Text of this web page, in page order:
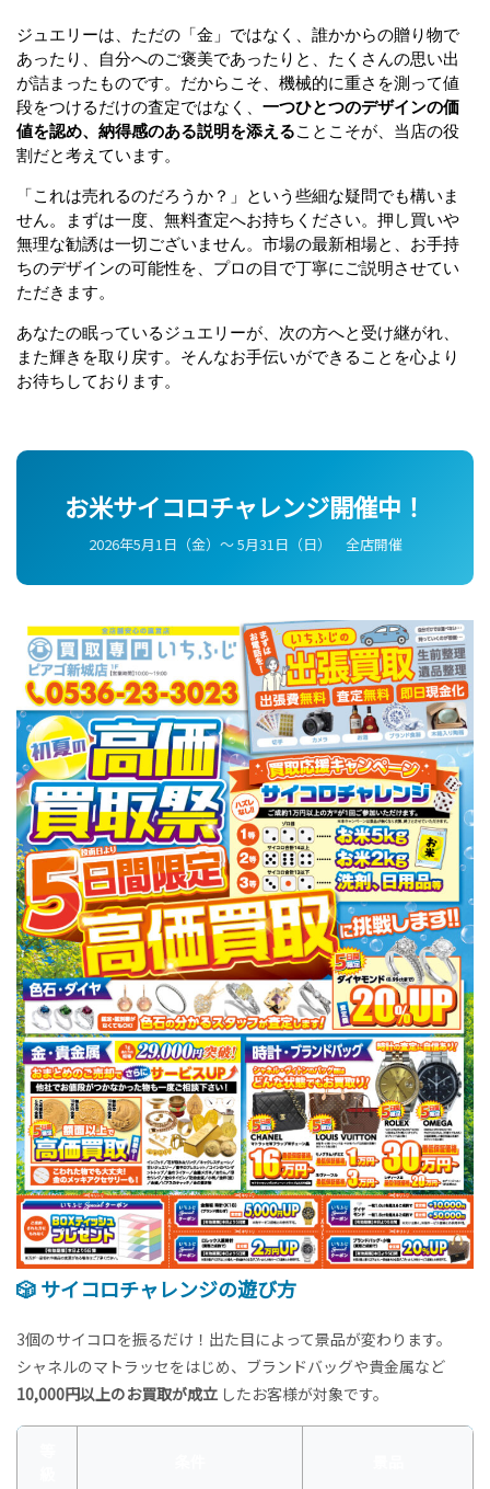
ジュエリーは、ただの「金」ではなく、誰かからの贈り物で
あったり、自分へのご褒美であったりと、たくさんの思い出
が詰まったものです。だからこそ、機械的に重さを測って値
段をつけるだけの査定ではなく、 一つひとつのデザインの価
値を認め、納得感のある説明を添えることこそが、当店の役
割だと考えています。
「これは売れるのだろうか？」という些細な疑問でも構いま
せん。まずは一度、無料査定へお持ちください。押し買いや
無理な勧誘は一切ございません。市場の最新相場と、お手持
ちのデザインの可能性を、プロの目で丁寧にご説明させてい
ただきます。
あなたの眠っているジュエリーが、次の方へと受け継がれ、
また輝きを取り戻す。そんなお手伝いができることを心より
お待ちしております。
お米サイコロチャレンジ開催中！
2026年5月1日（金）〜 5月31日（日） 全店開催
🎲 サイコロチャレンジの遊び方
3個のサイコロを振るだけ！出た目によって景品が変わります。
シャネルのマトラッセをはじめ、ブランドバッグや貴金属など
10,000円以上のお買取が成立 したお客様が対象です。